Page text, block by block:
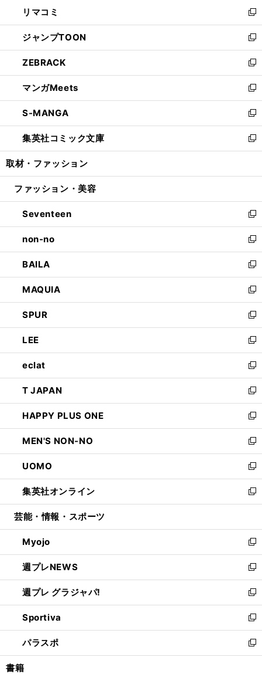
で
開
く
ド
ウ
で
開
く
ィ
ン
ド
ウ
で
開
く
い
ウ
ィ
ン
ド
ウ
で
開
く
リマコミ
新
し
い
ウ
ィ
ン
ド
ウ
で
開
く
ジャンプTOON
新
し
い
ウ
ィ
ン
ド
ウ
で
開
ZEBRACK
新
し
い
ウ
ィ
ン
ド
ウ
開
マンガMeets
新
し
い
ウ
ィ
ン
ウ
開
く
S-MANGA
新
し
い
ウ
ン
ウ
で
開
く
集英社コミック文庫
新
し
ウ
ン
ド
ウ
で
開
く
取材・ファッション
ファッション・美容
Seventeen
新
し
い
ウ
ィ
ン
ド
ウ
で
開
く
non-no
新
し
い
ウ
ィ
ン
ド
ウ
で
開
く
BAILA
新
し
い
ウ
ィ
ン
ド
ウ
で
開
く
MAQUIA
新
し
い
ウ
ィ
ン
ド
ウ
で
開
く
SPUR
新
し
い
ウ
ィ
ン
ド
ウ
で
開
く
LEE
新
し
い
ウ
ィ
ン
ド
ウ
で
開
く
eclat
新
し
い
ウ
ィ
ン
ド
ウ
で
開
く
T JAPAN
新
し
い
ウ
ィ
ン
ド
ウ
で
開
HAPPY PLUS ONE
新
し
い
ウ
ィ
ン
ド
ウ
開
く
MEN'S NON-NO
新
し
い
ウ
ィ
ン
ウ
で
開
く
UOMO
新
し
い
ウ
ン
ド
ウ
で
開
く
集英社オンライン
新
し
ウ
ィ
ン
ド
ウ
で
開
く
芸能・情報・スポーツ
Myojo
新
し
い
ウ
ィ
ン
ド
ウ
で
開
週プレNEWS
新
し
い
ウ
ィ
ン
ド
ウ
週プレ グラジャパ!
新
し
い
ウ
ィ
ン
Sportiva
新
し
い
ウ
パラスポ
新
し
書籍